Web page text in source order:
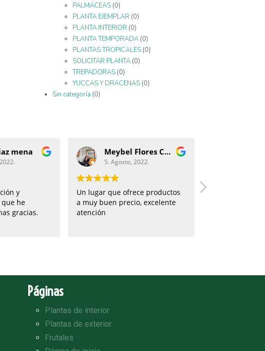
PALMÁCEAS (0)
PLANTA EJEMPLAR (0)
PLANTA INTERIOR (0)
PLANTA TEMPORADA (0)
PLANTAS TROPICALES (0)
SOLICITAR PLANTA (0)
TREPADORAS (0)
YUCCAS Y DRACENAS (0)
Sin categoría (0)
mena
y
he
gracias.
Meybel Flores Cruz
5. Agosto, 2022.
Un lugar que ofrece productos
a muy buen precio, excelente
atención
Páginas
Plantas de interior
Plantas de exterior
Frutales